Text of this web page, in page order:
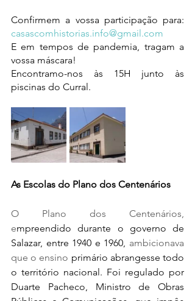
casascomhistorias.info@gmail.com
E em tempos de pandemia, tragam a
vossa máscara!
Encontramo-nos às 15H junto às
piscinas do Curral.
As Escolas do Plano dos Centenários
O Plano dos Centenários,
empreendido durante o governo de
Salazar, entre 1940 e 1960, ambicionava
que o ensino primário abrangesse todo
o território nacional. Foi regulado por
Duarte Pacheco, Ministro de Obras